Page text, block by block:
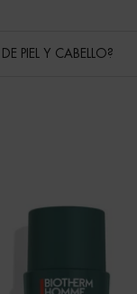
PIEL Y CABELLO?